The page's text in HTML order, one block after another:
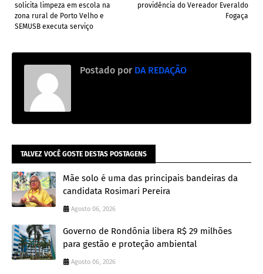
providência do Vereador Everaldo
Fogaça
solicita limpeza em escola na
zona rural de Porto Velho e
SEMUSB executa serviço
Postado por DA REDAÇÃO
TALVEZ VOCÊ GOSTE DESTAS POSTAGENS
Mãe solo é uma das principais bandeiras da
candidata Rosimari Pereira
Agosto 06, 2026
Governo de Rondônia libera R$ 29 milhões
para gestão e proteção ambiental
Agosto 06, 2026